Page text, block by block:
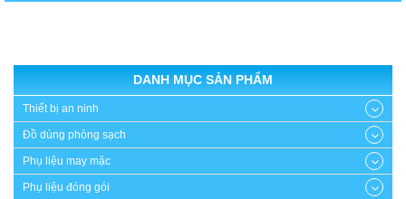
DANH MỤC SẢN PHẨM
Thiết bị an ninh
Đồ dùng phòng sạch
Phụ liệu may mặc
Phụ liệu đóng gói